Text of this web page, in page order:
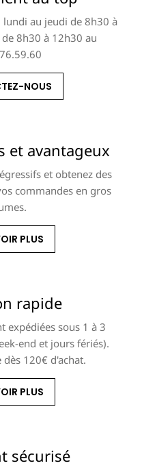
au jeudi de 8h30 à
8h30 à 12h30 au
NOUS
et avantageux
et obtenez des
commandes en gros
PLUS
rapide
expédiées sous 1 à 3
end et jours fériés).
120€ d'achat.
PLUS
sécurisé